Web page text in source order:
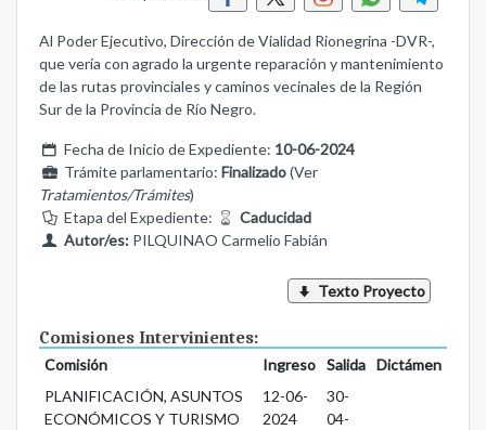
Al Poder Ejecutivo, Dirección de Vialidad Rionegrina -DVR-,
que vería con agrado la urgente reparación y mantenimiento
de las rutas provinciales y caminos vecinales de la Región
Sur de la Provincia de Río Negro.
Fecha de Inicio de Expediente: 10-06-2024
Trámite parlamentario: Finalizado(Ver
Tratamientos/Trámites)
Etapa del Expediente:
Caducidad
Autor/es:PILQUINAO Carmelio Fabián
Texto Proyecto
Comisiones Intervinientes:
Comisión Ingreso Salida
Dictámen
PLANIFICACIÓN, ASUNTOS
ECONÓMICOS Y TURISMO
12-06-
2024
30-
04-